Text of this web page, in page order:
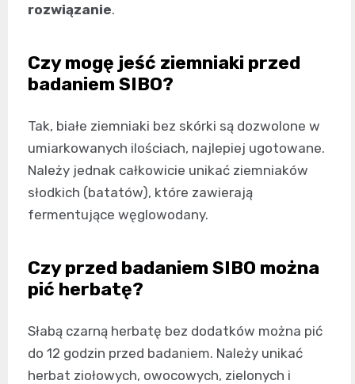
rozwiązanie.
Czy mogę jeść ziemniaki przed
badaniem SIBO?
Tak, białe ziemniaki bez skórki są dozwolone w
umiarkowanych ilościach, najlepiej ugotowane.
Należy jednak całkowicie unikać ziemniaków
słodkich (batatów), które zawierają
fermentujące węglowodany.
Czy przed badaniem SIBO można
pić herbatę?
Słabą czarną herbatę bez dodatków można pić
do 12 godzin przed badaniem. Należy unikać
herbat ziołowych, owocowych, zielonych i